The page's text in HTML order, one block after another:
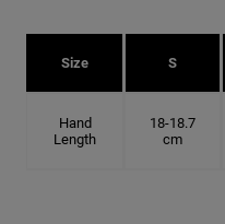
Size S
Hand
Length
18-18.7
cm